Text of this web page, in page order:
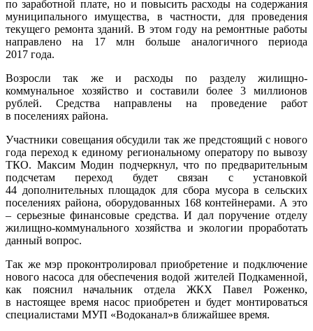
по заработной плате, но и повысить расходы на содержания
муниципального имущества, в частности, для проведения
текущего ремонта зданий. В этом году на ремонтные работы
направлено на 17 млн больше аналогичного периода
2017 года.
Возросли так же и расходы по разделу жилищно-
коммунальное хозяйство и составили более 3 миллионов
рублей. Средства направлены на проведение работ
в поселениях района.
Участники совещания обсудили так же предстоящий с нового
года переход к единому региональному оператору по вывозу
ТКО. Максим Модин подчеркнул, что по предварительным
подсчетам переход будет связан с установкой
44 дополнительных площадок для сбора мусора в сельских
поселениях района, оборудованных 168 контейнерами. А это
– серьезные финансовые средства. И дал поручение отделу
жилищно-коммунального хозяйства и экологии проработать
данный вопрос.
Так же мэр проконтролировал приобретение и подключение
нового насоса для обеспечения водой жителей Подкаменной,
как пояснил начальник отдела ЖКХ Павел Роженко,
в настоящее время насос приобретен и будет монтироваться
специалистами МУП «Водоканал»в ближайшее время.